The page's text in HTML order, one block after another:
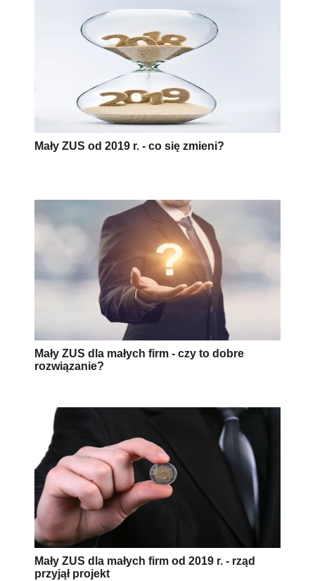
Mały ZUS od 2019 r. - co się zmieni?
Mały ZUS dla małych firm - czy to dobre
rozwiązanie?
Mały ZUS dla małych firm od 2019 r. - rząd
przyjął projekt